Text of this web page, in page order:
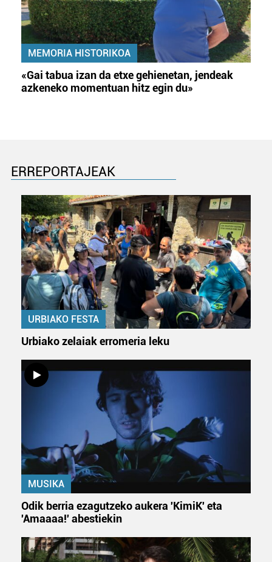
MEMORIA HISTORIKOA
«Gai tabua izan da etxe gehienetan, jendeak
azkeneko momentuan hitz egin du»
ERREPORTAJEAK
URBIAKO FESTA
Urbiako zelaiak erromeria leku
MUSIKA
Odik berria ezagutzeko aukera 'KimiK' eta
'Amaaaa!' abestiekin